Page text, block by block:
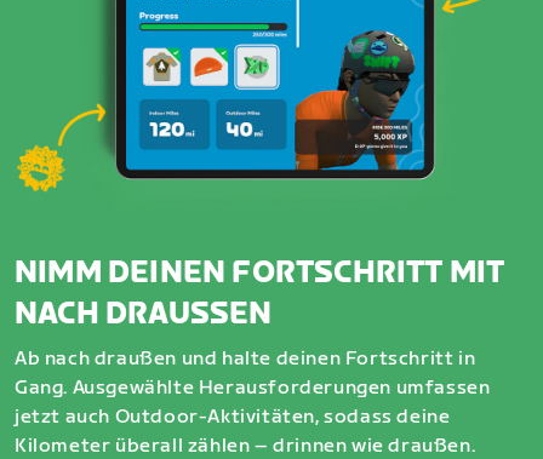
NIMM DEINEN FORTSCHRITT MIT
NACH DRAUSSEN
Ab nach draußen und halte deinen Fortschritt in
Gang. Ausgewählte Herausforderungen umfassen
jetzt auch Outdoor-Aktivitäten, sodass deine
Kilometer überall zählen – drinnen wie draußen.